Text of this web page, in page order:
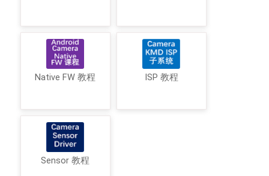
Native FW 教程 ISP 教程
Sensor 教程